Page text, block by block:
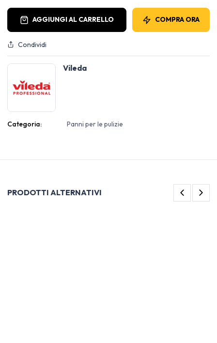
AGGIUNGI AL CARRELLO COMPRA ORA
Condividi
Vileda
Categoria: Panni per le pulizie
PRODOTTI ALTERNATIVI